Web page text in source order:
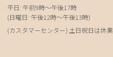
平日: 午前9時～午後17時
(日曜日: 午後12時～午後13時)
(カスタマーセンター) 土日祝日は休業